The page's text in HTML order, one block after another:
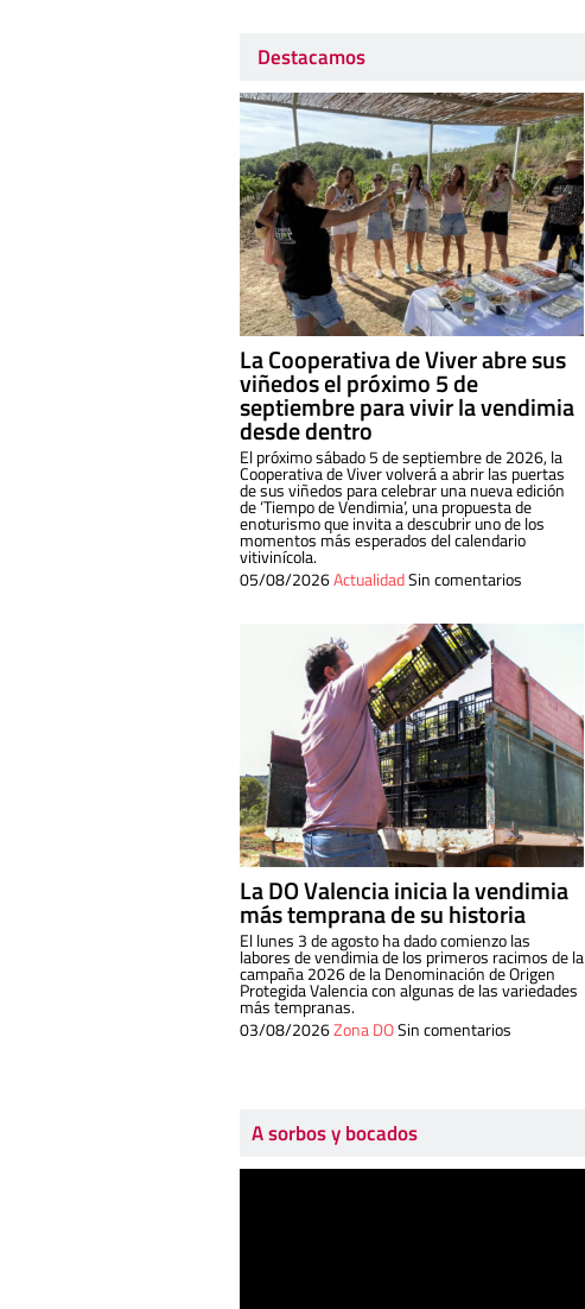
Destacamos
La Cooperativa de Viver abre sus
viñedos el próximo 5 de
septiembre para vivir la vendimia
desde dentro
El próximo sábado 5 de septiembre de 2026, la
Cooperativa de Viver volverá a abrir las puertas
de sus viñedos para celebrar una nueva edición
de ‘Tiempo de Vendimia’, una propuesta de
enoturismo que invita a descubrir uno de los
momentos más esperados del calendario
vitivinícola.
05/08/2026ActualidadSin comentarios
La DO Valencia inicia la vendimia
más temprana de su historia
El lunes 3 de agosto ha dado comienzo las
labores de vendimia de los primeros racimos de la
campaña 2026 de la Denominación de Origen
Protegida Valencia con algunas de las variedades
más tempranas.
03/08/2026Zona DOSin comentarios
A sorbos y bocados